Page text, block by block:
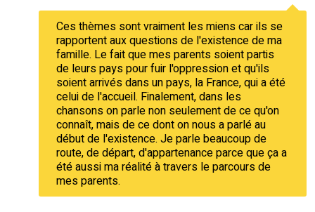
Ces thèmes sont vraiment les miens car ils se
rapportent aux questions de l'existence de ma
famille. Le fait que mes parents soient partis
de leurs pays pour fuir l'oppression et qu'ils
soient arrivés dans un pays, la France, qui a été
celui de l'accueil. Finalement, dans les
chansons on parle non seulement de ce qu'on
connaît, mais de ce dont on nous a parlé au
début de l'existence. Je parle beaucoup de
route, de départ, d'appartenance parce que ça a
été aussi ma réalité à travers le parcours de
mes parents.